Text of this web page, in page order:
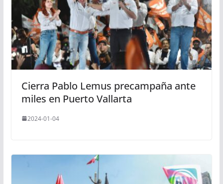
Cierra Pablo Lemus precampaña ante
miles en Puerto Vallarta
2024-01-04